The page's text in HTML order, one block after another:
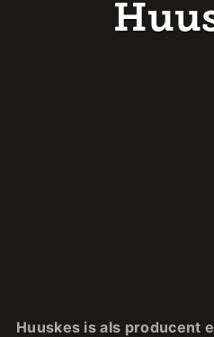
Huuskes is als producent